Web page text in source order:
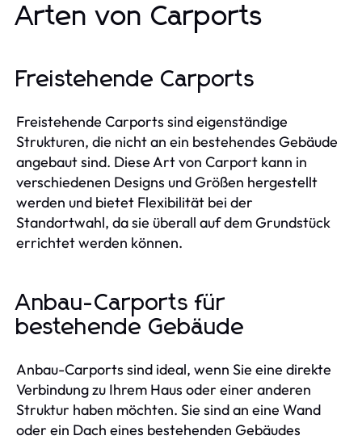
Arten von Carports
Freistehende Carports
Freistehende Carports sind eigenständige
Strukturen, die nicht an ein bestehendes Gebäude
angebaut sind. Diese Art von Carport kann in
verschiedenen Designs und Größen hergestellt
werden und bietet Flexibilität bei der
Standortwahl, da sie überall auf dem Grundstück
errichtet werden können.
Anbau-Carports für
bestehende Gebäude
Anbau-Carports sind ideal, wenn Sie eine direkte
Verbindung zu Ihrem Haus oder einer anderen
Struktur haben möchten. Sie sind an eine Wand
oder ein Dach eines bestehenden Gebäudes